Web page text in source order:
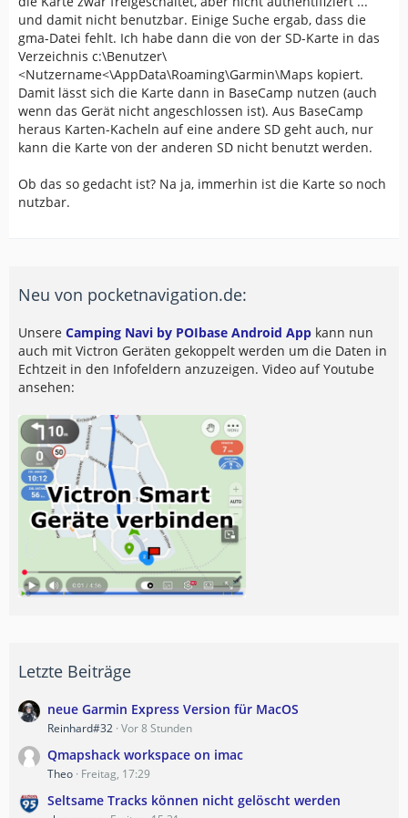
und damit nicht benutzbar. Einige Suche ergab, dass die
gma-Datei fehlt. Ich habe dann die von der SD-Karte in das
Verzeichnis c:\Benutzer\
<Nutzername<\AppData\Roaming\Garmin\Maps kopiert.
Damit lässt sich die Karte dann in BaseCamp nutzen (auch
wenn das Gerät nicht angeschlossen ist). Aus BaseCamp
heraus Karten-Kacheln auf eine andere SD geht auch, nur
kann die Karte von der anderen SD nicht benutzt werden.
Ob das so gedacht ist? Na ja, immerhin ist die Karte so noch
nutzbar.
Neu von pocketnavigation.de:
Unsere Camping Navi by POIbase Android App kann nun
auch mit Victron Geräten gekoppelt werden um die Daten in
Echtzeit in den Infofeldern anzuzeigen. Video auf Youtube
ansehen:
Letzte Beiträge
neue Garmin Express Version für MacOS
Reinhard#32 Vor 8 Stunden
Qmapshack workspace on imac
Theo Freitag, 17:29
Seltsame Tracks können nicht gelöscht werden